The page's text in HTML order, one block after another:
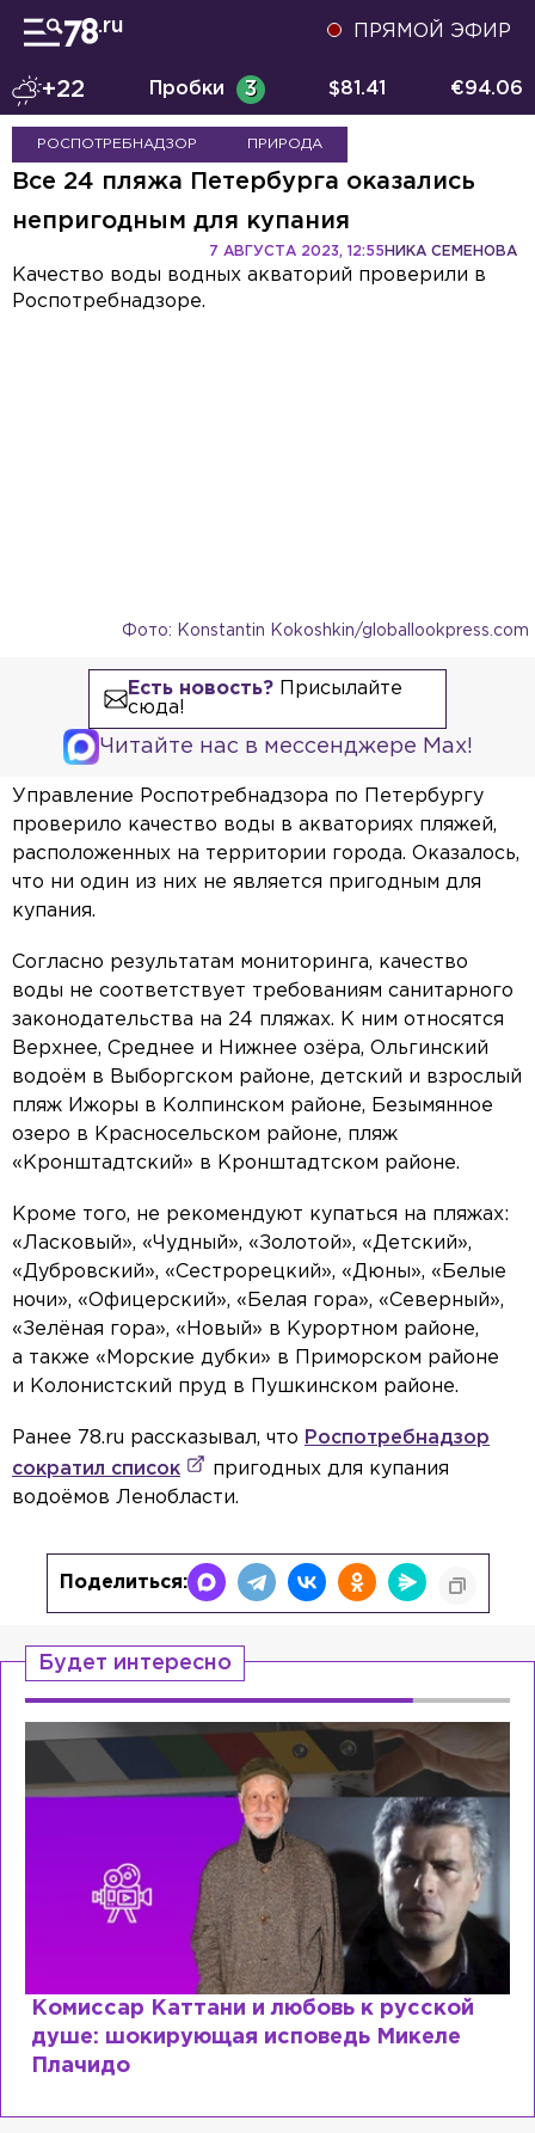
ПРЯМОЙ ЭФИР
+22 Пробки 3 $81.41 €94.06
РОСПОТРЕБНАДЗОР ПРИРОДА
Все 24 пляжа Петербурга оказались
непригодным для купания
НИКА СЕМЕНОВА
7 АВГУСТА 2023, 12:55
Качество воды водных акваторий проверили в
Роспотребнадзоре.
Фото: Konstantin Kokoshkin/globallookpress.com
Есть новость?Присылайте
сюда!
Читайте нас в мессенджере Max!
Управление Роспотребнадзора по Петербургу
проверило качество воды в акваториях пляжей,
расположенных на территории города. Оказалось,
что ни один из них не является пригодным для
купания.
Согласно результатам мониторинга, качество
воды не соответствует требованиям санитарного
законодательства на 24 пляжах. К ним относятся
Верхнее, Среднее и Нижнее озёра, Ольгинский
водоём в Выборгском районе, детский и взрослый
пляж Ижоры в Колпинском районе, Безымянное
озеро в Красносельском районе, пляж
«Кронштадтский» в Кронштадтском районе.
Кроме того, не рекомендуют купаться на пляжах:
«Ласковый», «Чудный», «Золотой», «Детский»,
«Дубровский», «Сестрорецкий», «Дюны», «Белые
ночи», «Офицерский», «Белая гора», «Северный»,
«Зелёная гора», «Новый» в Курортном районе,
а также «Морские дубки» в Приморском районе
и Колонистский пруд в Пушкинском районе.
Ранее 78.ru рассказывал, что Роспотребнадзор
сократил список
пригодных для купания
водоёмов Ленобласти.
Поделиться:
Будет интересно
Специалист с напрасным дипломом:
почему мир разочаровался в высшем
образовании?